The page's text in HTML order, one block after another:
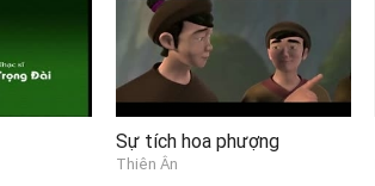
Sự tích hoa phượng
Thiên Ân